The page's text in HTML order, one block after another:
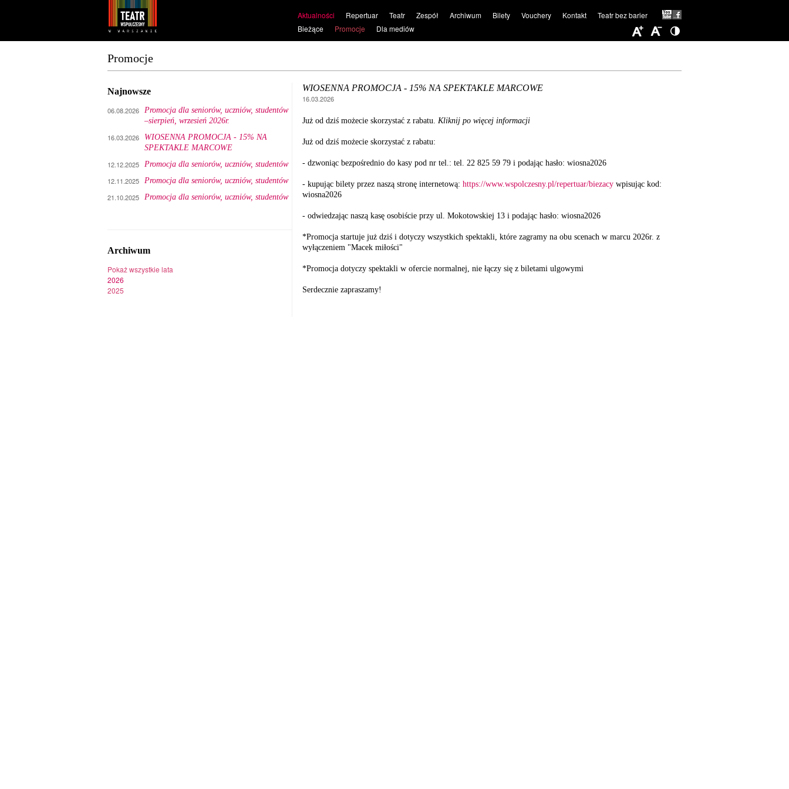
Aktualności
Bieżące
Promocje Dla mediów
Repertuar Teatr Zespół Archiwum Bilety Vouchery Kontakt Teatr bez barier
Promocje
Najnowsze
06.08.2026 Promocja dla seniorów, uczniów, studentów
–sierpień, wrzesień 2026r.
16.03.2026
WIOSENNA PROMOCJA - 15% NA
SPEKTAKLE MARCOWE
12.12.2025 Promocja dla seniorów, uczniów, studentów
12.11.2025 Promocja dla seniorów, uczniów, studentów
21.10.2025 Promocja dla seniorów, uczniów, studentów
Archiwum
Pokaż wszystkie lata
2026
2025
WIOSENNA PROMOCJA - 15% NA SPEKTAKLE MARCOWE
16.03.2026
Już od dziś możecie skorzystać z rabatu. Kliknij po więcej informacji
Już od dziś możecie skorzystać z rabatu:
- dzwoniąc bezpośrednio do kasy pod nr tel.: tel. 22 825 59 79 i podając hasło: wiosna2026
- kupując bilety przez naszą stronę internetową: https://www.wspolczesny.pl/repertuar/biezacy wpisując kod:
wiosna2026
- odwiedzając naszą kasę osobiście przy ul. Mokotowskiej 13 i podając hasło: wiosna2026
*Promocja startuje już dziś i dotyczy wszystkich spektakli, które zagramy na obu scenach w marcu 2026r. z
wyłączeniem "Macek miłości"
*Promocja dotyczy spektakli w ofercie normalnej, nie łączy się z biletami ulgowymi
Serdecznie zapraszamy!